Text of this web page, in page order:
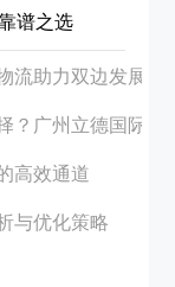
谱之选
流助力双边发展
？广州立德国际物
高效通道
与优化策略